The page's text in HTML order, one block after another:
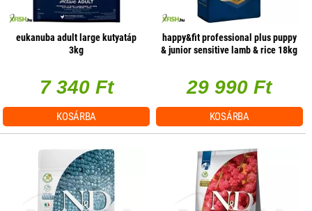
eukanuba adult large kutyatáp
3kg
7 340 Ft
KOSÁRBA
happy&fit professional plus puppy
& junior sensitive lamb & rice 18kg
29 990 Ft
KOSÁRBA